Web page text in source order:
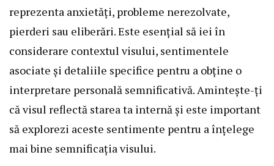
reprezenta anxietăți, probleme nerezolvate,
pierderi sau eliberări. Este esențial să iei în
considerare contextul visului, sentimentele
asociate și detaliile specifice pentru a obține o
interpretare personală semnificativă. Amintește-ți
că visul reflectă starea ta internă și este important
să explorezi aceste sentimente pentru a înțelege
mai bine semnificația visului.